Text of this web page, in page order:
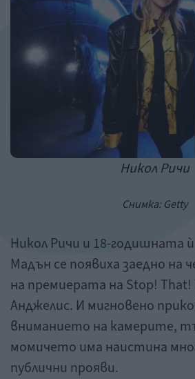
Никол Ричи
Снимка: Getty
Никол Ричи и 18-годишната
Мадън се появиха заедно на
на премиерата на Stop! That!
Анджелис. И мигновено
вниманието на камерите,
момичето има наистина
публични прояви.